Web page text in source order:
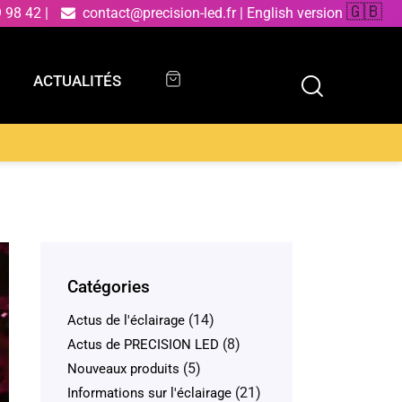
98 42 | contact@precision-led.fr | English version 🇬🇧
ACTUALITÉS
Catégories
Actus de l'éclairage(14)
Actus de PRECISION LED (8)
Nouveaux produits (5)
Informations sur l'éclairage(21)